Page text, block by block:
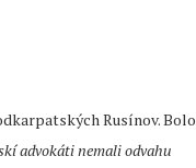
Rusínov. Bolo
advokáti nemali odvahu